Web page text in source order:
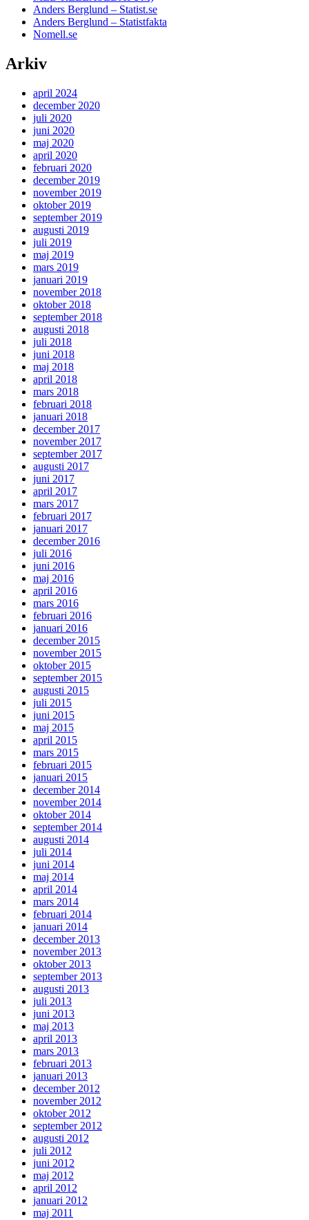
Anders Berglund – Statist.se
Anders Berglund – Statistfakta
Nomell.se
Arkiv
april 2024
december 2020
juli 2020
juni 2020
maj 2020
april 2020
februari 2020
december 2019
november 2019
oktober 2019
september 2019
augusti 2019
juli 2019
maj 2019
mars 2019
januari 2019
november 2018
oktober 2018
september 2018
augusti 2018
juli 2018
juni 2018
maj 2018
april 2018
mars 2018
februari 2018
januari 2018
december 2017
november 2017
september 2017
augusti 2017
juni 2017
april 2017
mars 2017
februari 2017
januari 2017
december 2016
juli 2016
juni 2016
maj 2016
april 2016
mars 2016
februari 2016
januari 2016
december 2015
november 2015
oktober 2015
september 2015
augusti 2015
juli 2015
juni 2015
maj 2015
april 2015
mars 2015
februari 2015
januari 2015
december 2014
november 2014
oktober 2014
september 2014
augusti 2014
juli 2014
juni 2014
maj 2014
april 2014
mars 2014
februari 2014
januari 2014
december 2013
november 2013
oktober 2013
september 2013
augusti 2013
juli 2013
juni 2013
maj 2013
april 2013
mars 2013
februari 2013
januari 2013
december 2012
november 2012
oktober 2012
september 2012
augusti 2012
juli 2012
juni 2012
maj 2012
april 2012
januari 2012
maj 2011